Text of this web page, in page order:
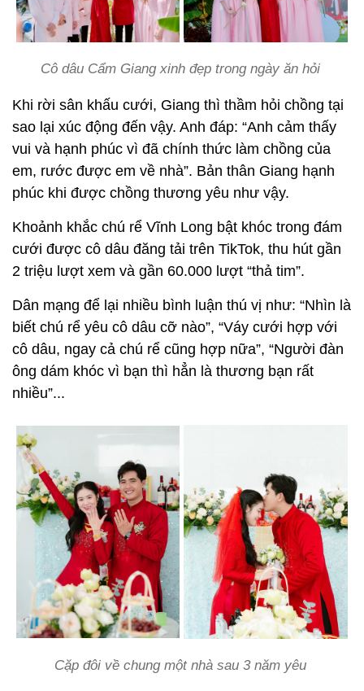
Cô dâu Cẩm Giang xinh đẹp trong ngày ăn hỏi
Khi rời sân khấu cưới, Giang thì thầm hỏi chồng tại
sao lại xúc động đến vậy. Anh đáp: “Anh cảm thấy
vui và hạnh phúc vì đã chính thức làm chồng của
em, rước được em về nhà”. Bản thân Giang hạnh
phúc khi được chồng thương yêu như vậy.
Khoảnh khắc chú rể Vĩnh Long bật khóc trong đám
cưới được cô dâu đăng tải trên TikTok, thu hút gần
2 triệu lượt xem và gần 60.000 lượt “thả tim”.
Dân mạng để lại nhiều bình luận thú vị như: “Nhìn là
biết chú rể yêu cô dâu cỡ nào”, “Váy cưới hợp với
cô dâu, ngay cả chú rể cũng hợp nữa”, “Người đàn
ông dám khóc vì bạn thì hẳn là thương bạn rất
nhiều”...
Cặp đôi về chung một nhà sau 3 năm yêu